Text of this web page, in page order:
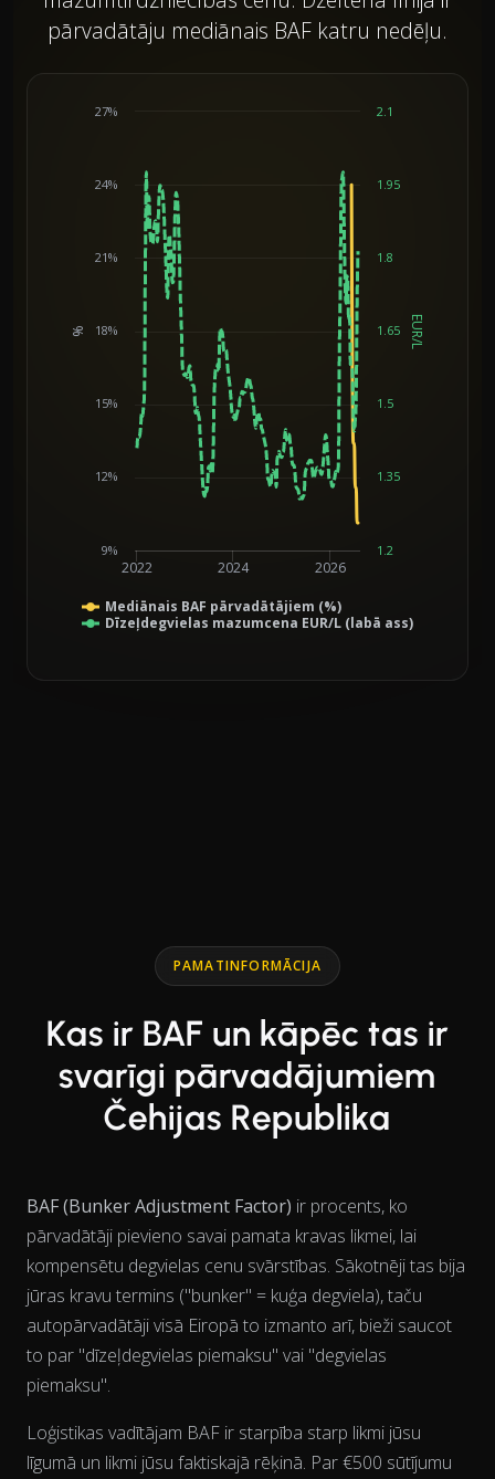
pārvadātāju mediānais BAF katru nedēļu.
Line chart with 2 lines.
% EUR/L
Mediānais BAF pārvadātājiem (%)
Dīzeļdegvielas mazumcena EUR/L (labā ass)
2022 2024 2026
9%
12%
15%
18%
21%
24%
27%
1.2
1.35
1.5
1.65
1.8
1.95
2.1
PAMATINFORMĀCIJA
Kas ir BAF un kāpēc tas ir
svarīgi pārvadājumiem
Čehijas Republika
BAF (Bunker Adjustment Factor) ir procents, ko
pārvadātāji pievieno savai pamata kravas likmei, lai
kompensētu degvielas cenu svārstības. Sākotnēji tas bija
jūras kravu termins ("bunker" = kuģa degviela), taču
autopārvadātāji visā Eiropā to izmanto arī, bieži saucot
to par "dīzeļdegvielas piemaksu" vai "degvielas
piemaksu".
Loģistikas vadītājam BAF ir starpība starp likmi jūsu
līgumā un likmi jūsu faktiskajā rēķinā. Par €500 sūtījumu